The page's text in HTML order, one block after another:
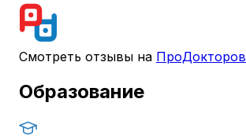
Смотреть отзывы на ПроДокторов
Образование